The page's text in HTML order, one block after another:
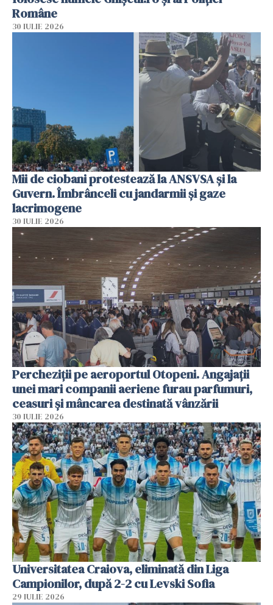
Române
30 IULIE 2026
Mii de ciobani protestează la ANSVSA și la
Guvern. Îmbrânceli cu jandarmii și gaze
lacrimogene
30 IULIE 2026
Percheziții pe aeroportul Otopeni. Angajații
unei mari companii aeriene furau parfumuri,
ceasuri și mâncarea destinată vânzării
30 IULIE 2026
Universitatea Craiova, eliminată din Liga
Campionilor, după 2-2 cu Levski Sofia
29 IULIE 2026